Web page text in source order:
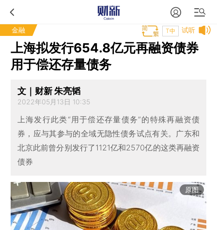
金融 试听
T中
上海拟发行654.8亿元再融资债券
用于偿还存量债务
文｜财新 朱亮韬
2022年05月13日 10:35
上海发行此类“用于偿还存量债务”的特殊再融资债
券，应与其参与的全域无隐性债务试点有关。广东和
北京此前曾分别发行了1121亿和2570亿的这类再融资
债券
原图